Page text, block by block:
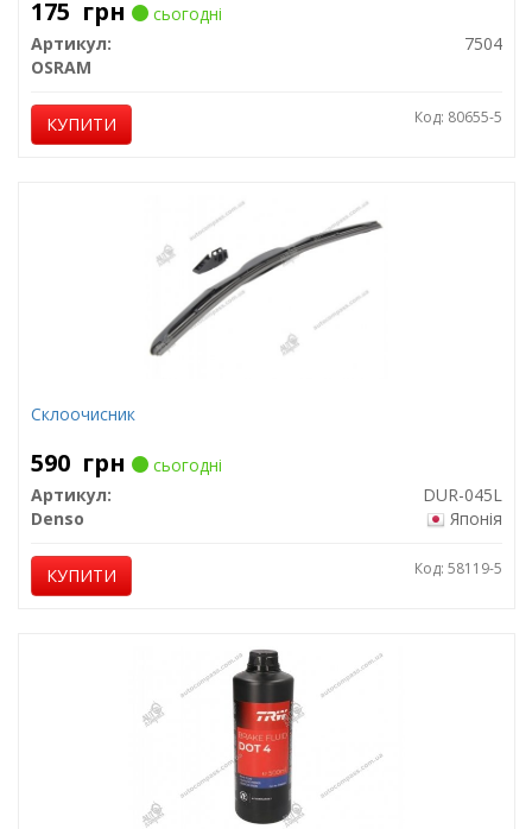
175 грн
сьогодні
Артикул:
7504
OSRAM
КУПИТИ Код: 80655-5
Склоочисник
590 грн
сьогодні
Артикул:
DUR-045L
Denso
Японія
КУПИТИ Код: 58119-5